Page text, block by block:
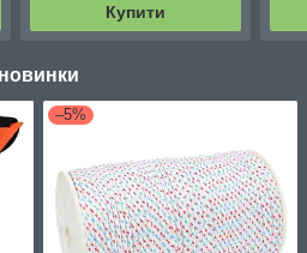
Купити
–5%